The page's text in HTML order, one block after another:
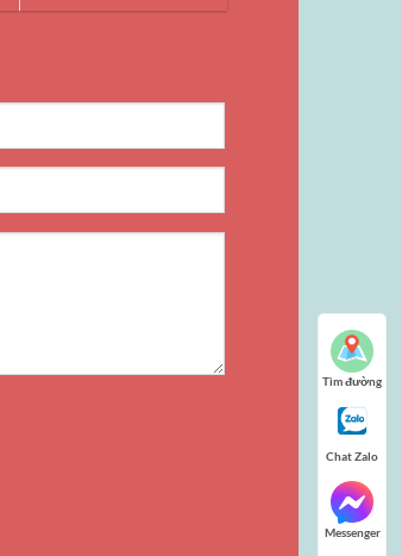
Tìm đường
Chat Zalo
Messenger